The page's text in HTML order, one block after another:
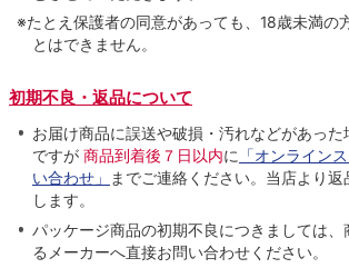
※たとえ保護者の同意があっても、18歳未満の
とはできません。
初期不良・返品について
お届け商品に誤送や破損・汚れなどがあっ
ですが 商品到着後７日以内に 「オンライン
い合わせ」
までご連絡ください。当店より
します。
パッケージ商品の初期不良につきましては
るメーカーへ直接お問い合わせください。